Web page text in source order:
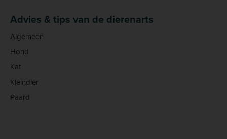
Advies & tips van de dierenarts
Algemeen
Hond
Kat
Kleindier
Paard